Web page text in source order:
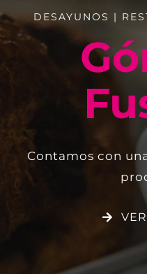
DESAYUNOS |
Contamos con